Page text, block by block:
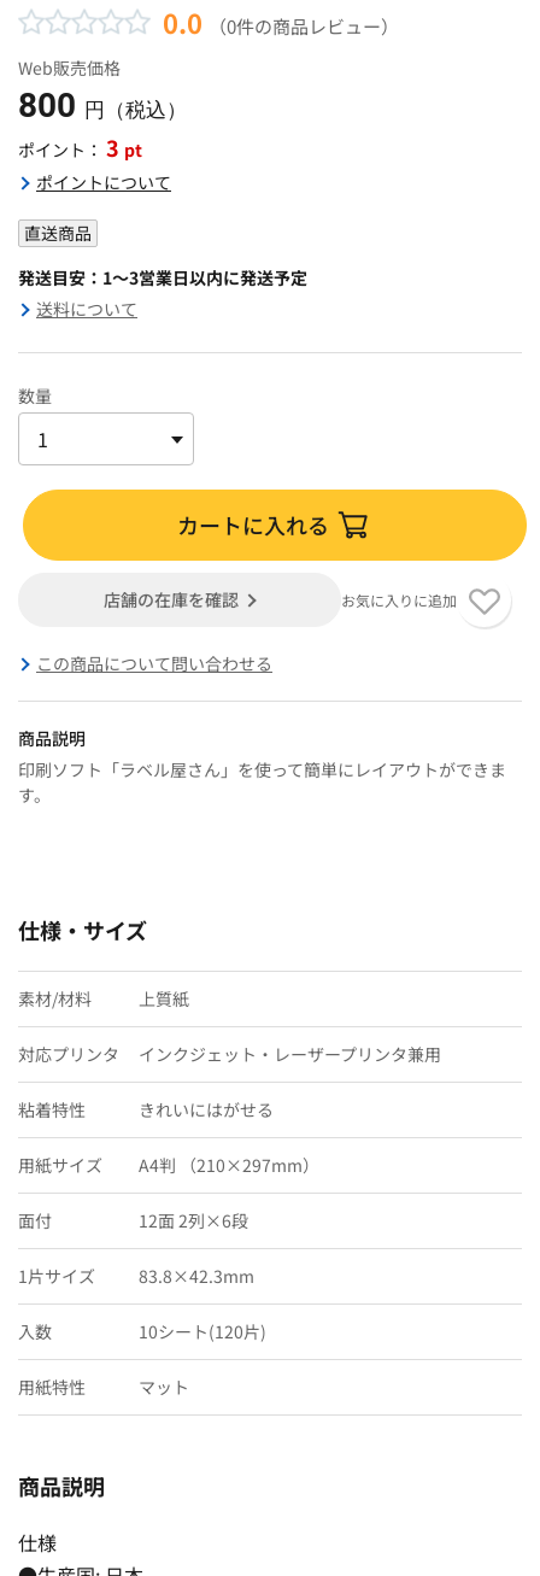
0.0 （0件の商品レビュー）
Web販売価格
800 円（税込）
ポイント： 3 pt
ポイントについて
直送商品
発送目安：1～3営業日以内に発送予定
送料について
数量
カートに入れる
店舗の在庫を確認 お気に入りに追加
この商品について問い合わせる
商品説明
印刷ソフト「ラベル屋さん」を使って簡単にレイアウトができま
す。
仕様・サイズ
素材/材料 上質紙
対応プリンタ インクジェット・レーザープリンタ兼用
粘着特性 きれいにはがせる
用紙サイズ A4判 （210×297mm）
面付 12面 2列×6段
1片サイズ 83.8×42.3mm
入数 10シート(120片)
用紙特性 マット
商品説明
仕様